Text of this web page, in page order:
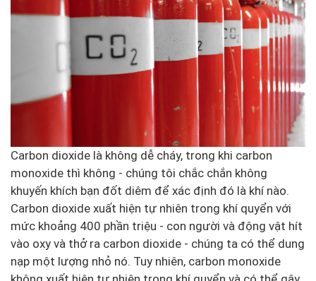
Carbon dioxide là không dễ cháy, trong khi carbon
monoxide thì không - chúng tôi chắc chắn không
khuyến khích bạn đốt diêm để xác định đó là khí nào.
Carbon dioxide xuất hiện tự nhiên trong khí quyển với
mức khoảng 400 phần triệu - con người và động vật hít
vào oxy và thở ra carbon dioxide - chúng ta có thể dung
nạp một lượng nhỏ nó. Tuy nhiên, carbon monoxide